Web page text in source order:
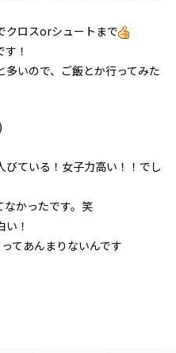
クロスorシュートまで
！
いので、ご飯とか行ってみた
ている！女子力高い！！でし
なかったです。笑
！
てあんまりないんです